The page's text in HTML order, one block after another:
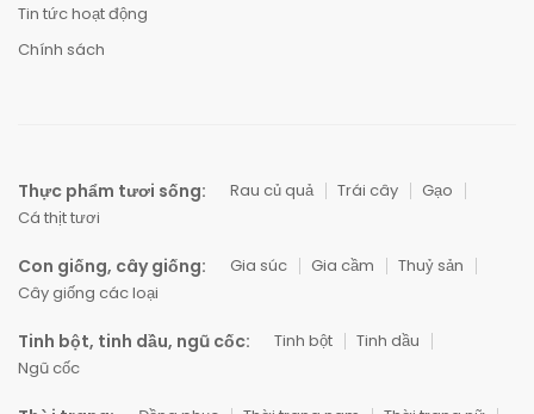
Tin tức hoạt động
Chính sách
Thực phẩm tươi sống: Rau củ quả Trái cây
Gạo
Cá thịt tươi
Con giống, cây giống: Gia súc Gia cầm
Thuỷ sản
Cây giống các loại
Tinh bột, tinh dầu, ngũ cốc: Tinh bột
Tinh dầu
Ngũ cốc